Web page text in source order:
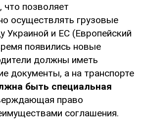
что позволяет
осуществлять грузовые
Украиной и ЕС (Европейский
появились новые
должны иметь
документы, а на транспорте
быть специальная
право
соглашения.